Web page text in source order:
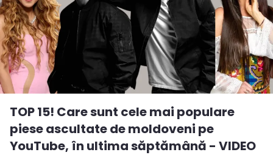
TOP 15! Care sunt cele mai populare
piese ascultate de moldoveni pe
YouTube, în ultima săptămână - VIDEO